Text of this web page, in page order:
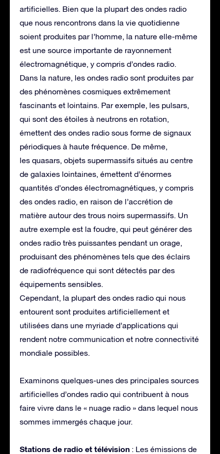
artificielles. Bien que la plupart des ondes radio
que nous rencontrons dans la vie quotidienne
soient produites par l’homme, la nature elle-même
est une source importante de rayonnement
électromagnétique, y compris d’ondes radio.
Dans la nature, les ondes radio sont produites par
des phénomènes cosmiques extrêmement
fascinants et lointains. Par exemple, les pulsars,
qui sont des étoiles à neutrons en rotation,
émettent des ondes radio sous forme de signaux
périodiques à haute fréquence. De même,
les quasars, objets supermassifs situés au centre
de galaxies lointaines, émettent d’énormes
quantités d’ondes électromagnétiques, y compris
des ondes radio, en raison de l’accrétion de
matière autour des trous noirs supermassifs. Un
autre exemple est la foudre, qui peut générer des
ondes radio très puissantes pendant un orage,
produisant des phénomènes tels que des éclairs
de radiofréquence qui sont détectés par des
équipements sensibles.
Cependant, la plupart des ondes radio qui nous
entourent sont produites artificiellement et
utilisées dans une myriade d’applications qui
rendent notre communication et notre connectivité
mondiale possibles.
Examinons quelques-unes des principales sources
artificielles d’ondes radio qui contribuent à nous
faire vivre dans le « nuage radio » dans lequel nous
sommes immergés chaque jour.
Stations de radio et télévision : Les émissions de